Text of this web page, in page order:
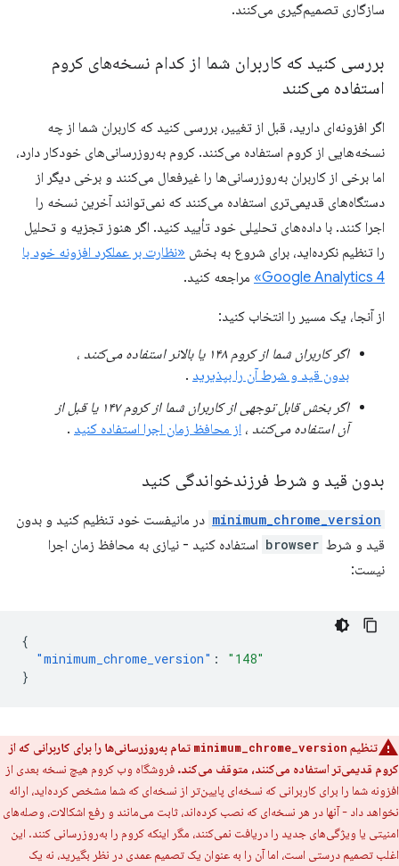
سازگاری تصمیم‌گیری می‌کنند.
بررسی کنید که کاربران شما از کدام نسخه‌های کروم
استفاده می‌کنند
اگر افزونه‌ای دارید، قبل از تغییر، بررسی کنید که کاربران شما از چه
نسخه‌هایی از کروم استفاده می‌کنند. کروم به‌روزرسانی‌های خودکار دارد،
اما برخی از کاربران به‌روزرسانی‌ها را غیرفعال می‌کنند و برخی دیگر از
دستگاه‌های قدیمی‌تری استفاده می‌کنند که نمی‌توانند آخرین نسخه را
اجرا کنند. با داده‌های تحلیلی خود تأیید کنید. اگر هنوز تجزیه و تحلیل
را تنظیم نکرده‌اید، برای شروع به بخش «نظارت بر عملکرد افزونه خود با
Google Analytics 4»
مراجعه کنید.
از آنجا، یک مسیر را انتخاب کنید:
اگر کاربران شما از کروم ۱۴۸ یا بالاتر استفاده می‌کنند
،
بدون قید و شرط آن را بپذیرید .
اگر بخش قابل توجهی از کاربران شما از کروم ۱۴۷ یا قبل از
آن استفاده می‌کنند ، از محافظ زمان اجرا استفاده کنید .
بدون قید و شرط فرزندخواندگی کنید
minimum_chrome_version در مانیفست خود تنظیم کنید و بدون
قید و شرط browser استفاده کنید - نیازی به محافظ زمان اجرا
نیست:
{
"minimum_chrome_version" :
"148"
}
تنظیم minimum_chrome_version تمام به‌روزرسانی‌ها را برای کاربرانی که از
کروم قدیمی‌تر استفاده می‌کنند، متوقف می‌کند. فروشگاه وب کروم هیچ نسخه بعدی از
افزونه شما را برای کاربرانی که نسخه‌ای پایین‌تر از نسخه‌ای که شما مشخص کرده‌اید، ارائه
نخواهد داد - آنها در هر نسخه‌ای که نصب کرده‌اند، ثابت می‌مانند و رفع اشکالات، وصله‌های
امنیتی یا ویژگی‌های جدید را دریافت نمی‌کنند، مگر اینکه کروم را به‌روزرسانی کنند. این
اغلب تصمیم درستی است، اما آن را به عنوان یک تصمیم عمدی در نظر بگیرید، نه یک